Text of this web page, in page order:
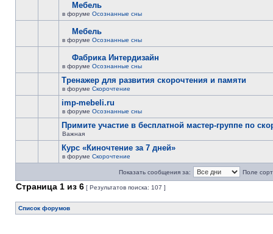
Мебель
в форуме Осознанные сны
Мебель
в форуме Осознанные сны
Фабрика Интердизайн
в форуме Осознанные сны
Тренажер для развития скорочтения и памяти
в форуме Скорочтение
imp-mebeli.ru
в форуме Осознанные сны
Примите участие в бесплатной мастер-группе по
Важная
Курс «Киночтение за 7 дней»
в форуме Скорочтение
Показать сообщения за: Поле
Страница 1 из 6 [ Результатов поиска: 107 ]
Список форумов